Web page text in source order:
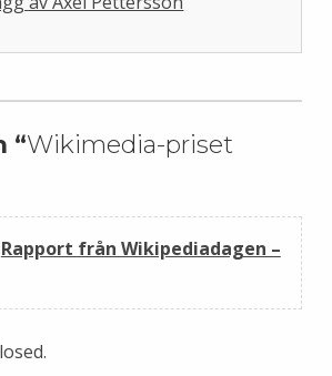
“Wikimedia-priset
Rapport från Wikipediadagen –